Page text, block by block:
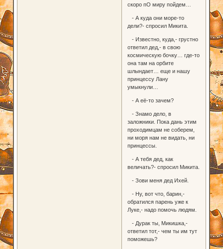
скоро пО миру пойдем…
- А куда они море-то
дели?- спросил Микита.
- Известно, куда,- грустно
ответил дед,- в свою
космическую бочку… где-то
она там на орбите
шлындает… еще и нашу
принцессу Лану
умыкнули…
- А её-то зачем?
- Знамо дело, в
заложники. Пока дань этим
проходимцам не соберем,
ни моря нам не видать, ни
принцессы.
- А тебя дед, как
величать?- спросил Микита.
- Зови меня дед Ихей.
- Ну, вот что, барин,-
обратился парень уже к
Луке,- надо помочь людям.
- Дурак ты, Микишка,-
ответил тот,- чем ты им тут
поможешь?